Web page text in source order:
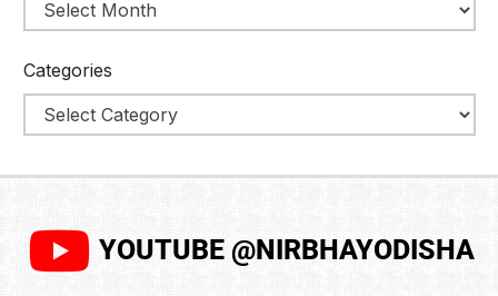
Categories
YOUTUBE @NIRBHAYODISHA